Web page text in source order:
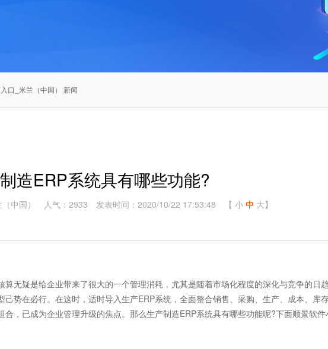
口_米兰（中国） 新闻
造ERP系统具有哪些功能?
中国） 人气：2933 发表时间：2020/10/22 17:53:48 【 小 中 大】
无疑是给企业带来了很大的一个管理消耗，尤其是随着市场化程度的深化与竞争的日
势在必行。在这时，适时导入生产ERP系统，全面整合销售、采购、生产、成本、库存
，已成为企业管理升级的焦点。那么生产制造ERP系统具有哪些功能呢?下面顺景软件